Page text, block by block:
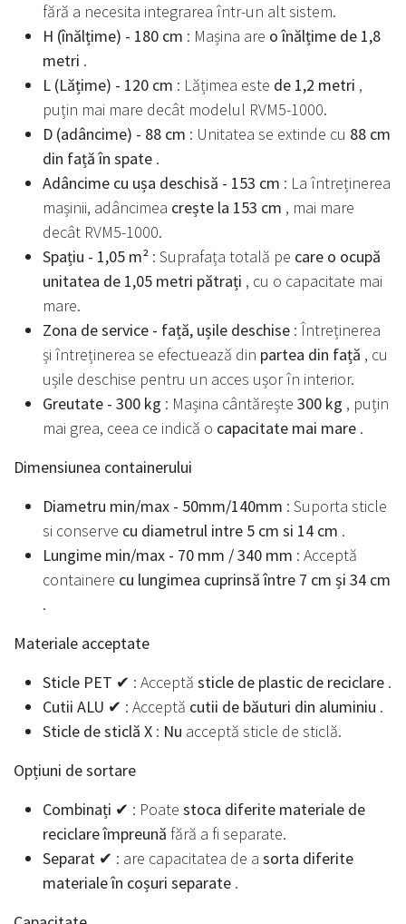
fără a necesita integrarea într-un alt sistem.
H (înălțime) - 180 cm : Mașina are o înălțime de 1,8
metri .
L (Lățime) - 120 cm : Lățimea este de 1,2 metri ,
puțin mai mare decât modelul RVM5-1000.
D (adâncime) - 88 cm : Unitatea se extinde cu 88 cm
din față în spate .
Adâncime cu ușa deschisă - 153 cm : La întreținerea
mașinii, adâncimea crește la 153 cm , mai mare
decât RVM5-1000.
Spațiu - 1,05 m² : Suprafața totală pe care o ocupă
unitatea de 1,05 metri pătrați , cu o capacitate mai
mare.
Zona de service - față, ușile deschise : Întreținerea
și întreținerea se efectuează din partea din față , cu
ușile deschise pentru un acces ușor în interior.
Greutate - 300 kg : Mașina cântărește 300 kg , puțin
mai grea, ceea ce indică o capacitate mai mare .
Dimensiunea containerului
Diametru min/max - 50mm/140mm : Suporta sticle
si conserve cu diametrul intre 5 cm si 14 cm .
Lungime min/max - 70 mm / 340 mm : Acceptă
containere cu lungimea cuprinsă între 7 cm și 34 cm
.
Materiale acceptate
Sticle PET ✔ : Acceptă sticle de plastic de reciclare .
Cutii ALU ✔ : Acceptă cutii de băuturi din aluminiu .
Sticle de sticlă X : Nu acceptă sticle de sticlă.
Opțiuni de sortare
Combinați ✔ : Poate stoca diferite materiale de
reciclare împreună fără a fi separate.
Separat ✔ : are capacitatea de a sorta diferite
materiale în coșuri separate .